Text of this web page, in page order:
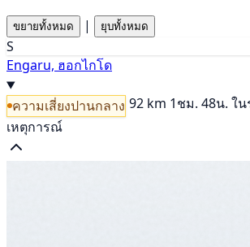
ขยายทั้งหมด | ยุบทั้งหมด
S
Engaru, ฮอกไกโด
ความเสี่ยงปานกลาง 92 km 1ชม. 48น. ใน
เหตุการณ์